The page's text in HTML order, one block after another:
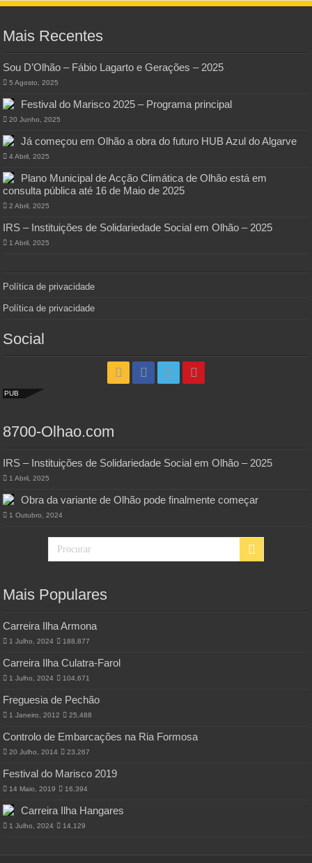
Mais Recentes
Sou D’Olhão – Fábio Lagarto e Gerações – 2025
5 Agosto, 2025
Festival do Marisco 2025 – Programa principal
20 Junho, 2025
Já começou em Olhão a obra do futuro HUB Azul do Algarve
4 Abril, 2025
Plano Municipal de Acção Climática de Olhão está em
consulta pública até 16 de Maio de 2025
2 Abril, 2025
IRS – Instituições de Solidariedade Social em Olhão – 2025
1 Abril, 2025
Política de privacidade
Política de privacidade
Social
PUB
8700-Olhao.com
IRS – Instituições de Solidariedade Social em Olhão – 2025
1 Abril, 2025
Obra da variante de Olhão pode finalmente começar
1 Outubro, 2024
Mais Populares
Carreira Ilha Armona
1 Julho, 2024 188,877
Carreira Ilha Culatra-Farol
1 Julho, 2024 104,671
Freguesia de Pechão
1 Janeiro, 2012 25,488
Controlo de Embarcações na Ria Formosa
20 Julho, 2014 23,267
Festival do Marisco 2019
14 Maio, 2019 16,394
Carreira Ilha Hangares
1 Julho, 2024 14,129